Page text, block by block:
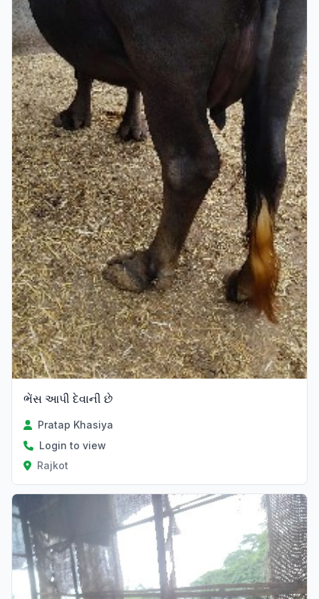
ભેંસ આપી દેવાની છે
Pratap Khasiya
Login to view
Rajkot